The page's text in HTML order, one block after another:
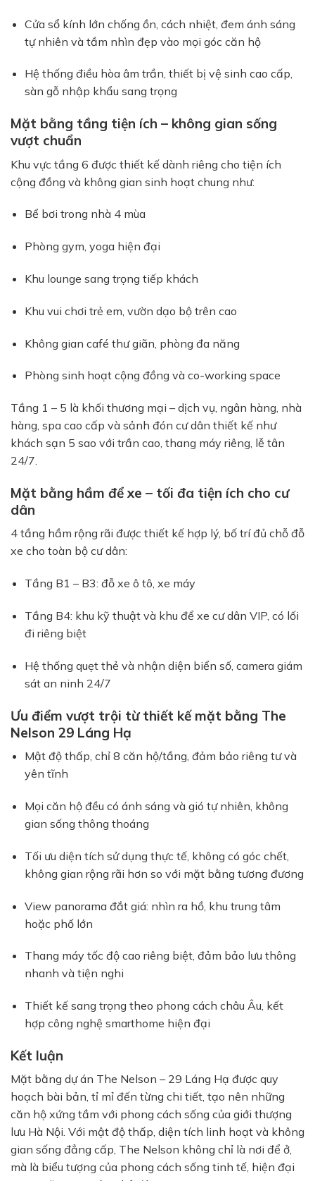
Cửa sổ kính lớn chống ồn, cách nhiệt, đem ánh sáng
tự nhiên và tầm nhìn đẹp vào mọi góc căn hộ
Hệ thống điều hòa âm trần, thiết bị vệ sinh cao cấp,
sàn gỗ nhập khẩu sang trọng
Mặt bằng tầng tiện ích – không gian sống
vượt chuẩn
Khu vực tầng 6 được thiết kế dành riêng cho tiện ích
cộng đồng và không gian sinh hoạt chung như:
Bể bơi trong nhà 4 mùa
Phòng gym, yoga hiện đại
Khu lounge sang trọng tiếp khách
Khu vui chơi trẻ em, vườn dạo bộ trên cao
Không gian café thư giãn, phòng đa năng
Phòng sinh hoạt cộng đồng và co-working space
Tầng 1 – 5 là khối thương mại – dịch vụ, ngân hàng, nhà
hàng, spa cao cấp và sảnh đón cư dân thiết kế như
khách sạn 5 sao với trần cao, thang máy riêng, lễ tân
24/7.
Mặt bằng hầm để xe – tối đa tiện ích cho cư
dân
4 tầng hầm rộng rãi được thiết kế hợp lý, bố trí đủ chỗ đỗ
xe cho toàn bộ cư dân:
Tầng B1 – B3: đỗ xe ô tô, xe máy
Tầng B4: khu kỹ thuật và khu để xe cư dân VIP, có lối
đi riêng biệt
Hệ thống quẹt thẻ và nhận diện biển số, camera giám
sát an ninh 24/7
Ưu điểm vượt trội từ thiết kế mặt bằng The
Nelson 29 Láng Hạ
Mật độ thấp, chỉ 8 căn hộ/tầng, đảm bảo riêng tư và
yên tĩnh
Mọi căn hộ đều có ánh sáng và gió tự nhiên, không
gian sống thông thoáng
Tối ưu diện tích sử dụng thực tế, không có góc chết,
không gian rộng rãi hơn so với mặt bằng tương đương
View panorama đắt giá: nhìn ra hồ, khu trung tâm
hoặc phố lớn
Thang máy tốc độ cao riêng biệt, đảm bảo lưu thông
nhanh và tiện nghi
Thiết kế sang trọng theo phong cách châu Âu, kết
hợp công nghệ smarthome hiện đại
Kết luận
Mặt bằng dự án The Nelson – 29 Láng Hạ được quy
hoạch bài bản, tỉ mỉ đến từng chi tiết, tạo nên những
căn hộ xứng tầm với phong cách sống của giới thượng
lưu Hà Nội. Với mật độ thấp, diện tích linh hoạt và không
gian sống đẳng cấp, The Nelson không chỉ là nơi để ở,
mà là biểu tượng của phong cách sống tinh tế, hiện đại